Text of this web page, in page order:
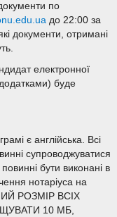
по
до 22:00 за
документи, отримані
електронної
буде
є англійська. Всі
супроводжуватися
бути виконані в
нотаріуса на
РОЗМІР ВСІХ
10 МБ,